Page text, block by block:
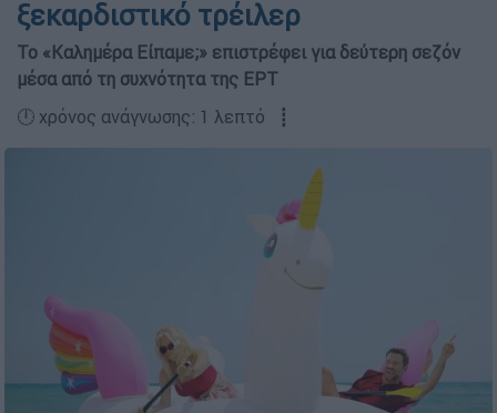
ξεκαρδιστικό τρέιλερ
Το «Καλημέρα Είπαμε;» επιστρέφει για δεύτερη σεζόν
μέσα από τη συχνότητα της ΕΡΤ
🕛 χρόνος ανάγνωσης: 1 λεπτό ┋